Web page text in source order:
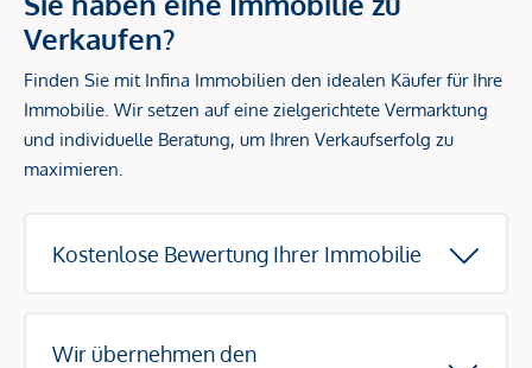
Verkaufen?
Finden Sie mit Infina Immobilien den idealen Käufer für Ihre
Immobilie. Wir setzen auf eine zielgerichtete Vermarktung
und individuelle Beratung, um Ihren Verkaufserfolg zu
maximieren.
Kostenlose Bewertung Ihrer Immobilie
Wir übernehmen den